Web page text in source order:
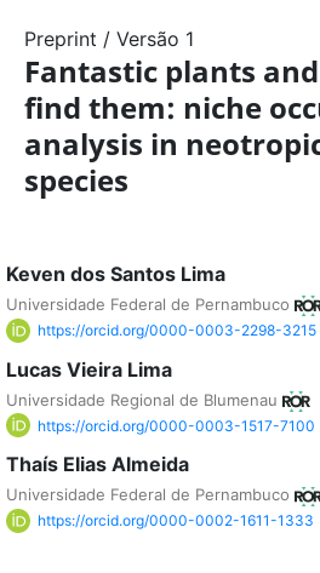
Preprint / Versão 1
Fantastic plants
find them: niche
analysis in
species
Keven dos Santos Lima
Universidade Federal de Pernambuco
https://orcid.org/0000-0003-2298-3215
Lucas Vieira Lima
Universidade Regional de Blumenau
https://orcid.org/0000-0003-1517-7100
Thaís Elias Almeida
Universidade Federal de Pernambuco
https://orcid.org/0000-0002-1611-1333